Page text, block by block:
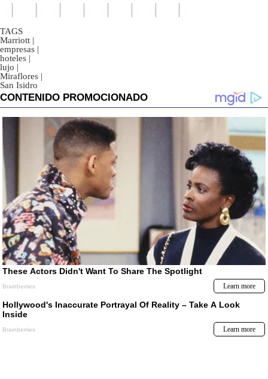
TAGS
Marriott |
empresas |
hoteles |
lujo |
Miraflores |
San Isidro